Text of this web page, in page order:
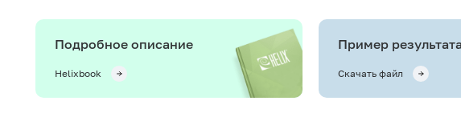
Подробное описание
Helixbook
Пример
Скачать файл